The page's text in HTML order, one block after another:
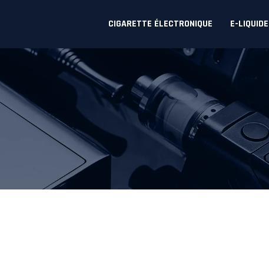
CIGARETTE ÉLECTRONIQUE E-LIQUIDE